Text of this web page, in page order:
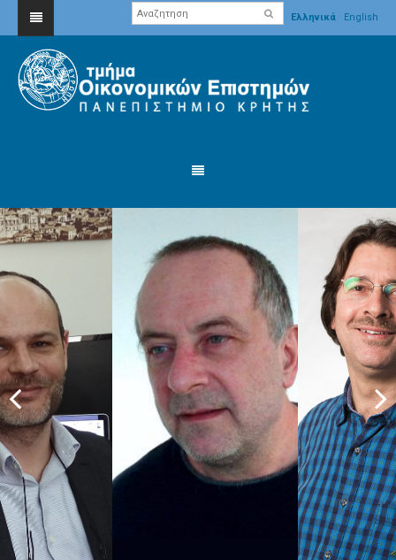
Ελληνικά English
Previous Next